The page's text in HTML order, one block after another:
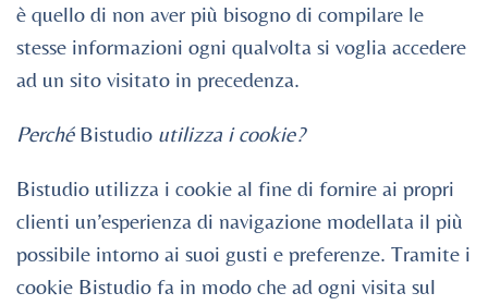
è quello di non aver più bisogno di compilare le
stesse informazioni ogni qualvolta si voglia accedere
ad un sito visitato in precedenza.
Perché Bistudio utilizza i cookie?
Bistudio utilizza i cookie al fine di fornire ai propri
clienti un’esperienza di navigazione modellata il più
possibile intorno ai suoi gusti e preferenze. Tramite i
cookie Bistudio fa in modo che ad ogni visita sul